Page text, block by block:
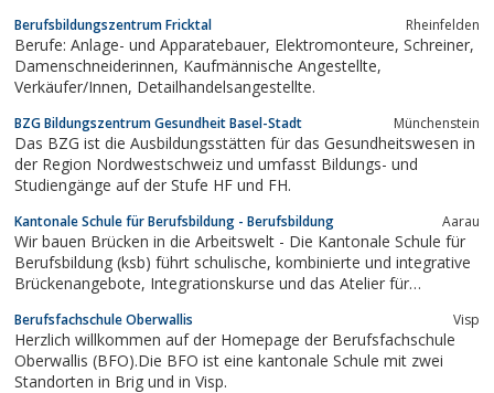
Berufsbildungszentrum Fricktal Rheinfelden
Berufe: Anlage- und Apparatebauer, Elektromonteure, Schreiner,
Damenschneiderinnen, Kaufmännische Angestellte,
Verkäufer/Innen, Detailhandelsangestellte.
BZG Bildungszentrum Gesundheit Basel-Stadt Münchenstein
Das BZG ist die Ausbildungsstätten für das Gesundheitswesen in
der Region Nordwestschweiz und umfasst Bildungs- und
Studiengänge auf der Stufe HF und FH.
Kantonale Schule für Berufsbildung - Berufsbildung Aarau
Wir bauen Brücken in die Arbeitswelt - Die Kantonale Schule für
Berufsbildung (ksb) führt schulische, kombinierte und integrative
Brückenangebote, Integrationskurse und das Atelier für
Berufsfachschule Oberwallis Visp
Herzlich willkommen auf der Homepage der Berufsfachschule
Oberwallis (BFO).Die BFO ist eine kantonale Schule mit zwei
Standorten in Brig und in Visp.